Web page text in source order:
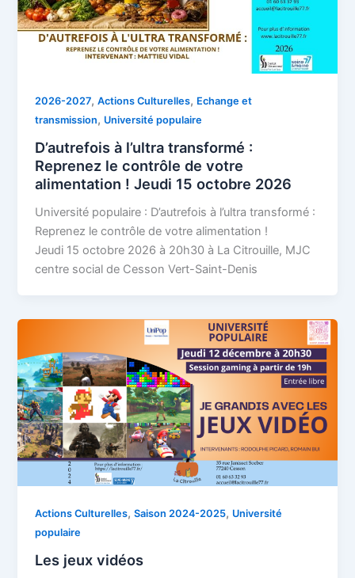
2026-2027,Actions Culturelles, Echange et
transmission, Université populaire
D’autrefois à l’ultra transformé :
Reprenez le contrôle de votre
alimentation ! Jeudi 15 octobre 2026
Université populaire : D’autrefois à l’ultra transformé :
Reprenez le contrôle de votre alimentation !
Jeudi 15 octobre 2026 à 20h30 à La Citrouille, MJC
centre social de Cesson Vert-Saint-Denis
Actions Culturelles,Saison 2024-2025, Université
populaire
Les jeux vidéos